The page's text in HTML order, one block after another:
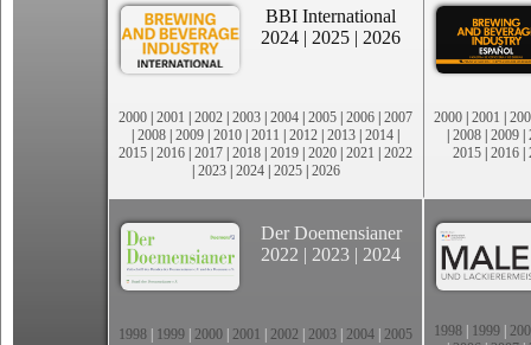
BBI International
2024 | 2025 | 2026
2000 | 2001 | 2002 | 2003 | 2004 | 2005 | 2006 | 2007
| 2008 | 2009 | 2010 | 2011 | 2012 | 2013 | 2014 |
2015 | 2016 | 2017 | 2018 | 2019 | 2020 | 2021 | 2022
| 2023| 2024| 2025| 2026
2000 | 2001 |
| 2008 | 2009 |
2015 | 2016 |
Der Doemensianer
2022 | 2023 | 2024
1998 1999 2000 2001 2002 2003 2004 2005
1998 1999